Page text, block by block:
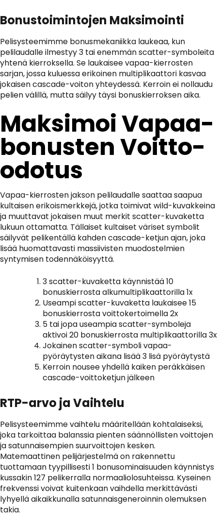
Bonustoimintojen Maksimointi
Pelisysteemimme bonusmekaniikka laukeaa, kun
pelilaudalle ilmestyy 3 tai enemmän scatter-symboleita
yhtenä kierroksella. Se laukaisee vapaa-kierrosten
sarjan, jossa kuluessa erikoinen multiplikaattori kasvaa
jokaisen cascade-voiton yhteydessä. Kerroin ei nollaudu
pelien välillä, mutta säilyy täysi bonuskierroksen aika.
Maksimoi Vapaa-
bonusten Voitto-
odotus
Vapaa-kierrosten jakson pelilaudalle saattaa saapua
kultaisen erikoismerkkejä, jotka toimivat wild-kuvakkeina
ja muuttavat jokaisen muut merkit scatter-kuvaketta
lukuun ottamatta. Tällaiset kultaiset väriset symbolit
säilyvät pelikentällä kahden cascade-ketjun ajan, joka
lisää huomattavasti massiivisten muodostelmien
syntymisen todennäköisyyttä.
3 scatter-kuvaketta käynnistää 10
bonuskierrosta alkumultiplikaattorilla 1x
Useampi scatter-kuvaketta laukaisee 15
bonuskierrosta voittokertoimella 2x
5 tai jopa useampia scatter-symboleja
aktivoi 20 bonuskierrosta multiplikaattorilla 3x
Jokainen scatter-symboli vapaa-
pyöräytysten aikana lisää 3 lisä pyöräytystä
Kerroin nousee yhdellä kaiken peräkkäisen
cascade-voittoketjun jälkeen
RTP-arvo ja Vaihtelu
Pelisysteemimme vaihtelu määritellään kohtalaiseksi,
joka tarkoittaa balanssia pienten säännöllisten voittojen
ja satunnaisempien suurvoittojen kesken.
Matemaattinen pelijärjestelmä on rakennettu
tuottamaan tyypillisesti 1 bonusominaisuuden käynnistys
kussakin 127 pelikerralla normaaliolosuhteissa. Kyseinen
frekvenssi voivat kuitenkaan vaihdella merkittävästi
lyhyellä aikaikkunalla satunnaisgeneroinnin olemuksen
takia.